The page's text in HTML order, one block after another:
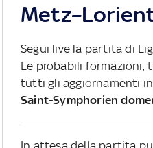
Segui live la partita di
Le probabili formazioni,
tutti gli aggiornamenti
Saint-Symphorien
In attesa della partita